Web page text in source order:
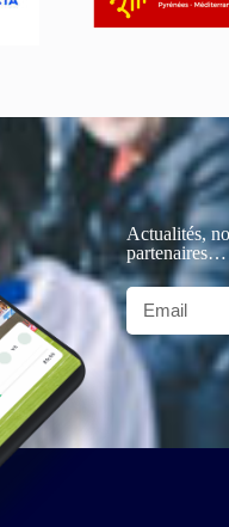
Actualités,
partenaires…